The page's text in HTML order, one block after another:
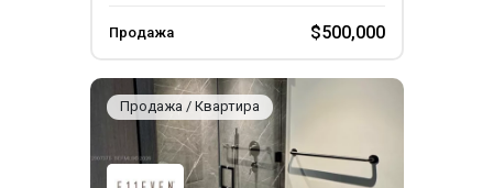
Продажа $500,000
Продажа / Квартира